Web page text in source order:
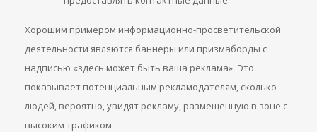
Хорошим примером информационно-просветительской
деятельности являются баннеры или призмаборды с
надписью «здесь может быть ваша реклама». Это
показывает потенциальным рекламодателям, сколько
людей, вероятно, увидят рекламу, размещенную в зоне с
высоким трафиком.